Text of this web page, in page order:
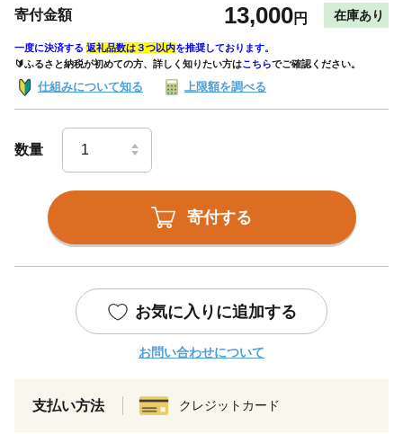
寄付金額 13,000円 在庫あり
一度に決済する 返礼品数は３つ以内を推奨しております。
🔰ふるさと納税が初めての方、詳しく知りたい方はこちらでご確認ください。
仕組みについて知る 上限額を調べる
数量
寄付する
お気に入りに追加する
お問い合わせについて
支払い方法 クレジットカード